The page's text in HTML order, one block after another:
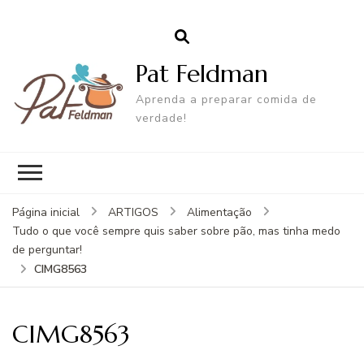
Pat Feldman
Aprenda a preparar comida de
verdade!
Página inicial ARTIGOS
Alimentação
Tudo o que você sempre quis saber sobre pão, mas tinha medo
de perguntar!
CIMG8563
CIMG8563